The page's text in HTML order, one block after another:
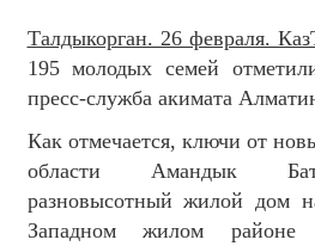
Талдыкорган. 26 февраля.
195 молодых семей
пресс-служба акимата
Как отмечается, ключи от
области Амандык
разновысотный жилой дом
Западном жилом